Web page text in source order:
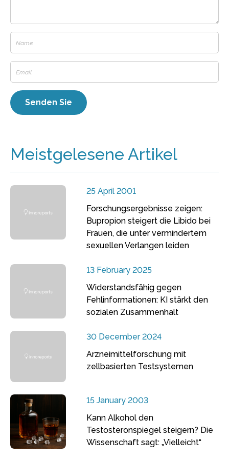
Meistgelesene Artikel
25 April 2001
Forschungsergebnisse zeigen:
Bupropion steigert die Libido bei
Frauen, die unter vermindertem
sexuellen Verlangen leiden
13 February 2025
Widerstandsfähig gegen
Fehlinformationen: KI stärkt den
sozialen Zusammenhalt
30 December 2024
Arzneimittelforschung mit
zellbasierten Testsystemen
15 January 2003
Kann Alkohol den
Testosteronspiegel steigern? Die
Wissenschaft sagt: „Vielleicht“